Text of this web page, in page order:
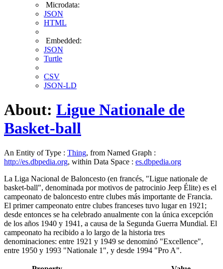
Microdata:
JSON
HTML
Embedded:
JSON
Turtle
CSV
JSON-LD
About: Ligue Nationale de
Basket-ball
An Entity of Type : Thing, from Named Graph :
http://es.dbpedia.org, within Data Space : es.dbpedia.org
La Liga Nacional de Baloncesto (en francés, "Ligue nationale de
basket-ball", denominada por motivos de patrocinio Jeep Élite) es el
campeonato de baloncesto entre clubes más importante de Francia.
El primer campeonato entre clubes franceses tuvo lugar en 1921;
desde entonces se ha celebrado anualmente con la única excepción
de los años 1940 y 1941, a causa de la Segunda Guerra Mundial. El
campeonato ha recibido a lo largo de la historia tres
denominaciones: entre 1921 y 1949 se denominó "Excellence",
entre 1950 y 1993 "Nationale 1", y desde 1994 "Pro A".